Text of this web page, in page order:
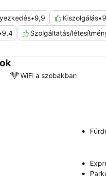
•9,9 Kiszolgálás•
9,4 Szolgáltatás/
WiFi a szobákban